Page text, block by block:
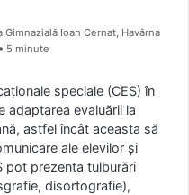
Gimnazială Ioan Cernat, Havârna
• 5 minute
speciale (CES) în
adaptarea evaluării la
astfel încât aceasta să
ale elevilor și
pot prezenta tulburări
disortografie),